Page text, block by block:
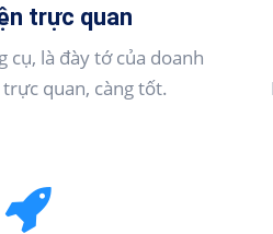
trực quan
cụ, là đày tớ của doanh
quan, càng tốt.